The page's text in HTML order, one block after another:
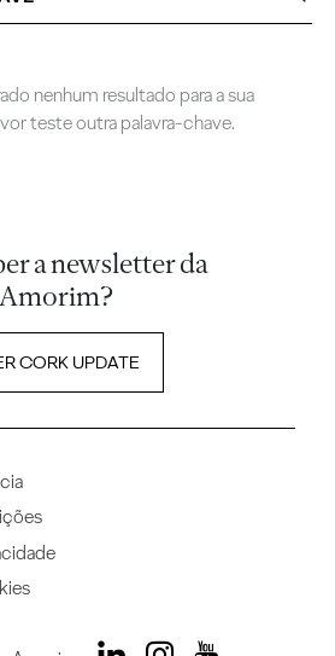
nenhum resultado para a sua
teste outra palavra-chave.
a newsletter da
CORK UPDATE